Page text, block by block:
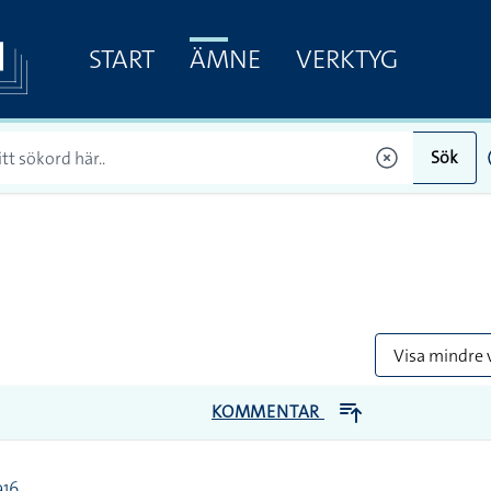
START ÄMNE VERKTYG
Sök
Visa mindre
KOMMENTAR